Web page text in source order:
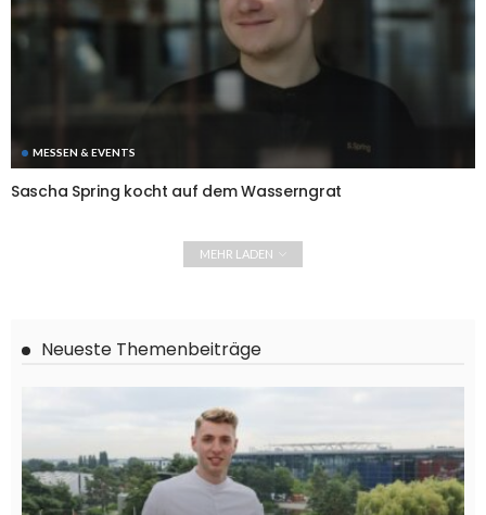
MESSEN & EVENTS
Sascha Spring kocht auf dem Wasserngrat
MEHR LADEN
Neueste Themenbeiträge